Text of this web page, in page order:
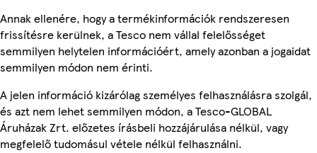
Annak ellenére, hogy a termékinformációk rendszeresen
frissítésre kerülnek, a Tesco nem vállal felelősséget
semmilyen helytelen információért, amely azonban a jogaidat
semmilyen módon nem érinti.
A jelen információ kizárólag személyes felhasználásra szolgál,
és azt nem lehet semmilyen módon, a Tesco-GLOBAL
Áruházak Zrt. előzetes írásbeli hozzájárulása nélkül, vagy
megfelelő tudomásul vétele nélkül felhasználni.